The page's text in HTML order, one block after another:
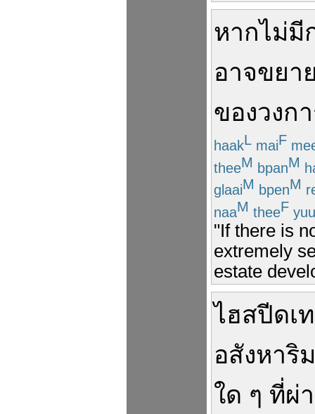
หากไม่มี
อาจขยา
ของวงก
haakL maiF
theeM bpanM
glaaiM bpenM
naaM theeF yuu
"If there is
extremely
estate
ไฮสปีดเ
อสังหาริ
ใด ๆ ที่ผ่